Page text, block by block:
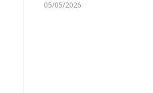
05/05/2026